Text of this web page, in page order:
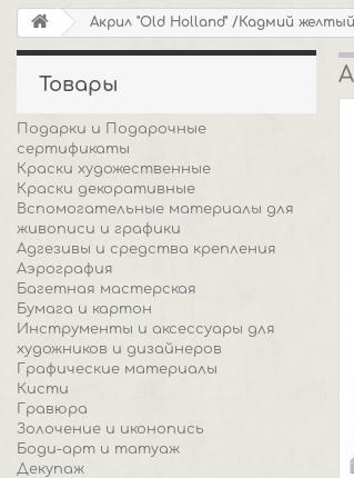
Акрил "Old Holland" /Кадмий
Товары
Подарки и Подарочные
сертификаты
Краски художественные
Краски декоративные
Вспомогательные материалы для
живописи и графики
Адгезивы и средства крепления
Аэрография
Багетная мастерская
Бумага и картон
Инструменты и аксессуары для
художников и дизайнеров
Графические материалы
Кисти
Гравюра
Золочение и иконопись
Боди-арт и татуаж
Декупаж